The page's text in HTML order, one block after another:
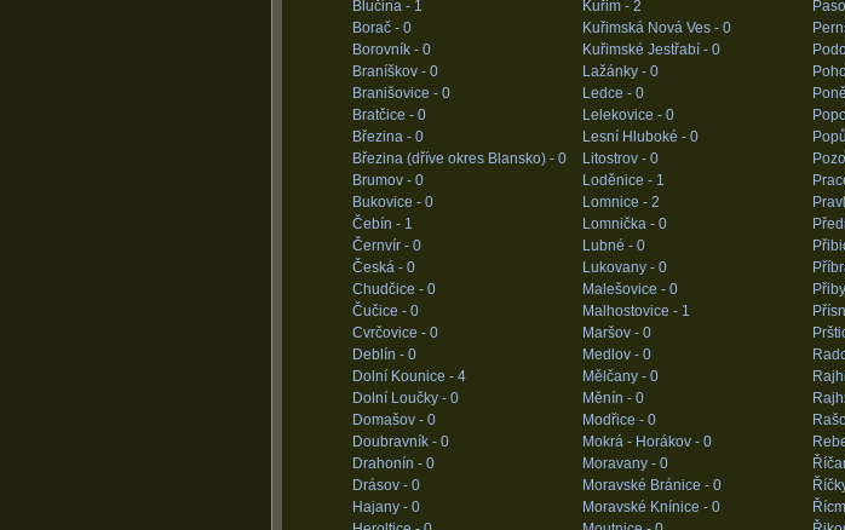
Blučina - 1
Borač - 0
Borovník - 0
Braníškov - 0
Branišovice - 0
Bratčice - 0
Březina - 0
Březina (dříve okres Blansko) - 0
Brumov - 0
Bukovice - 0
Čebín - 1
Černvír - 0
Česká - 0
Chudčice - 0
Čučice - 0
Cvrčovice - 0
Deblín - 0
Dolní Kounice - 4
Dolní Loučky - 0
Domašov - 0
Doubravník - 0
Drahonín - 0
Drásov - 0
Hajany - 0
Kuřim - 2
Kuřimská Nová Ves - 0
Kuřimské Jestřabí - 0
Lažánky - 0
Ledce - 0
Lelekovice - 0
Lesní Hluboké - 0
Litostrov - 0
Loděnice - 1
Lomnice - 2
Lomnička - 0
Lubné - 0
Lukovany - 0
Malešovice - 0
Malhostovice - 1
Maršov - 0
Medlov - 0
Mělčany - 0
Měnín - 0
Modřice - 0
Mokrá - Horákov - 0
Moravany - 0
Moravské Bránice - 0
Moravské Knínice - 0